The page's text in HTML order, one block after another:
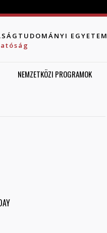
EGYETEM
NEMZETKÖZI PROGRAMOK